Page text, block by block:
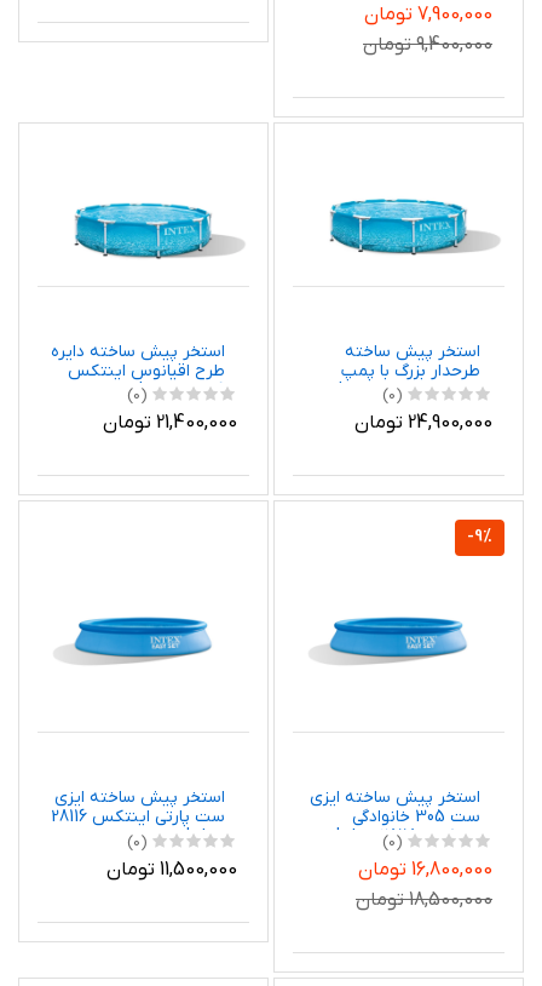
7,900,000 تومان
9,400,000 تومان
استخر پیش ساخته
طرحدار بزرگ با پمپ
تصفیه 28208 Intex
(0)
24,900,000 تومان
استخر پیش ساخته دایره
طرح اقیانوس اینتکس
28206 Intex
(0)
21,400,000 تومان
-9%
استخر پیش ساخته ایزی
ست 305 خانوادگی
اینتکس 28118 Intex
(0)
16,800,000 تومان
18,500,000 تومان
استخر پیش ساخته ایزی
ست پارتی اینتکس 28116
Intex
(0)
11,500,000 تومان